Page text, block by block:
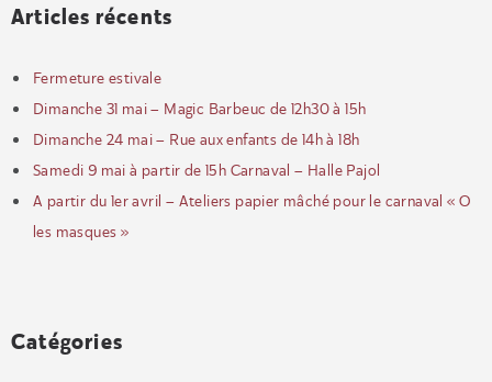
Articles récents
Fermeture estivale
Dimanche 31 mai – Magic Barbeuc de 12h30 à 15h
Dimanche 24 mai – Rue aux enfants de 14h à 18h
Samedi 9 mai à partir de 15h Carnaval – Halle Pajol
A partir du 1er avril – Ateliers papier mâché pour le carnaval « O
les masques »
Catégories